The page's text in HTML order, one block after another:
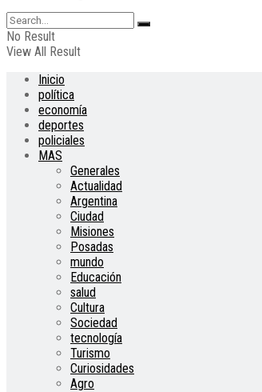
No Result
View All Result
Inicio
política
economía
deportes
policiales
MAS
Generales
Actualidad
Argentina
Ciudad
Misiones
Posadas
mundo
Educación
salud
Cultura
Sociedad
tecnología
Turismo
Curiosidades
Agro